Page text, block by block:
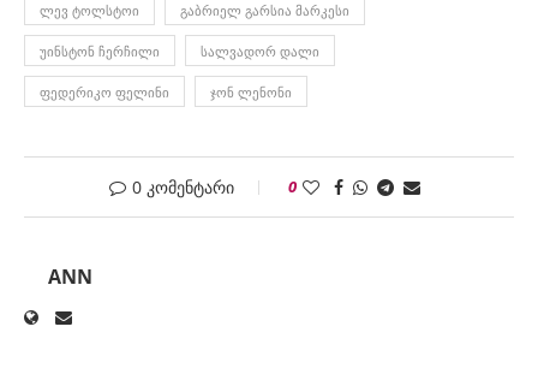
ᲚᲔᲕ ᲢᲝᲚᲡᲢᲝᲘ ᲒᲐᲑᲠᲘᲔᲚ ᲒᲐᲠᲡᲘᲐ ᲛᲐᲠᲙᲔᲡᲘ
ᲣᲘᲜᲡᲢᲝᲜ ᲩᲔᲠᲩᲘᲚᲘ ᲡᲐᲚᲕᲐᲓᲝᲠ ᲓᲐᲚᲘ
ᲤᲔᲓᲔᲠᲘᲙᲝ ᲤᲔᲚᲘᲜᲘ ᲯᲝᲜ ᲚᲔᲜᲝᲜᲘ
0 კომენტარი 0
ANN